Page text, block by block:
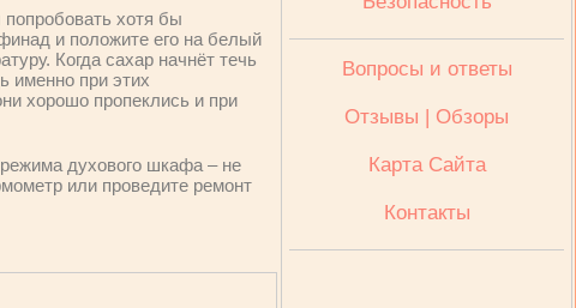
хотя бы
и положите его на белый
Когда сахар начнёт течь
именно при этих
хорошо пропеклись и при
духового шкафа – не
или проведите ремонт
Вопросы и ответы
Отзывы | Обзоры
Карта Сайта
Контакты